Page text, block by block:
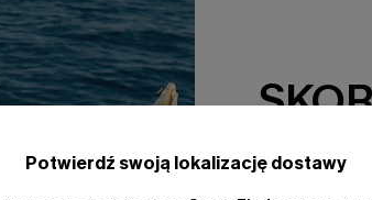
Potwierdź swoją lokalizację dostawy
15%